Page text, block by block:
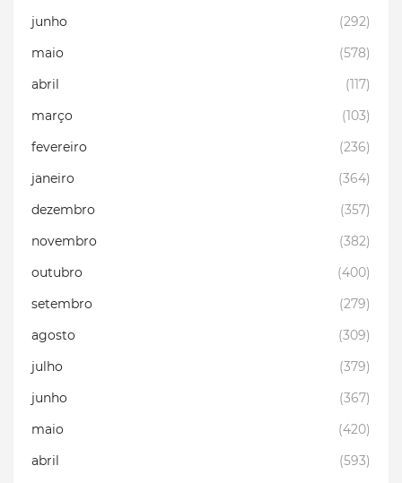
junho
(292)
maio
(578)
abril
(117)
março
(103)
fevereiro
(236)
janeiro
(364)
dezembro
(357)
novembro
(382)
outubro
(400)
setembro
(279)
agosto
(309)
julho
(379)
junho
(367)
maio
(420)
abril
(593)